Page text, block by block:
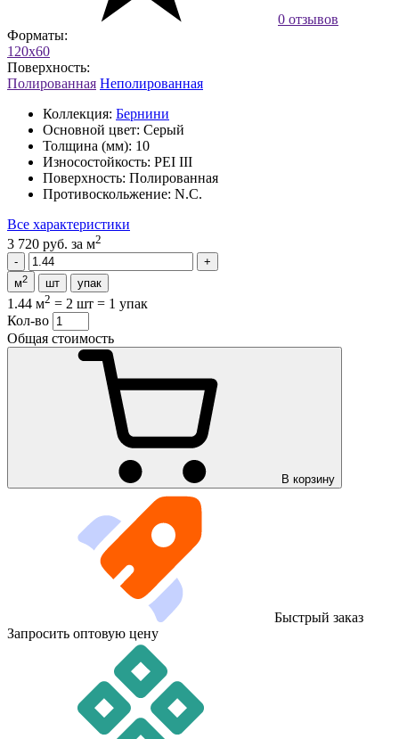
0 отзывов
Форматы:
120x60
Поверхность:
Полированная Неполированная
Коллекция: Бернини
Основной цвет: Серый
Толщина (мм): 10
Износостойкость: PEI III
Поверхность: Полированная
Противоскольжение: N.C.
Все характеристики
3 720 руб. за м2
м2 шт упак
1.44 м2 = 2 шт = 1 упак
Кол-во
Общая стоимость
В корзину
Быстрый заказ
Запросить оптовую цену